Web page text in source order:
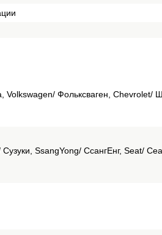
Фольксваген, Chevrolet/
SsangYong/ СсангЕнг, Seat/